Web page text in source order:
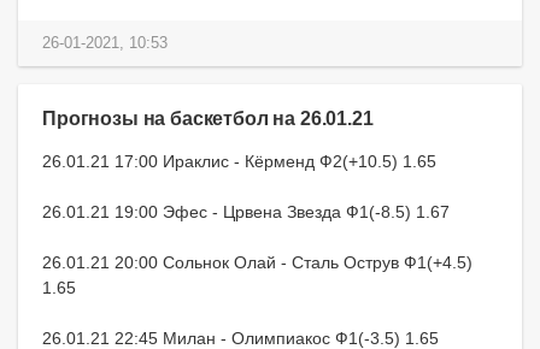
26-01-2021, 10:53
Прогнозы на баскетбол на 26.01.21
26.01.21 17:00 Ираклис - Кёрменд Ф2(+10.5) 1.65
26.01.21 19:00 Эфес - Црвена Звезда Ф1(-8.5) 1.67
26.01.21 20:00 Сольнок Олай - Сталь Острув Ф1(+4.5)
1.65
26.01.21 22:45 Милан - Олимпиакос Ф1(-3.5) 1.65